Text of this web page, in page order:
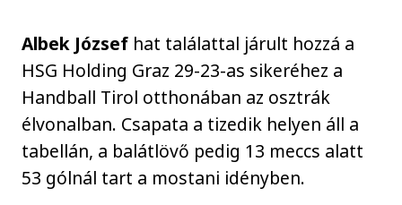
Albek József hat találattal járult hozzá a
HSG Holding Graz 29-23-as sikeréhez a
Handball Tirol otthonában az osztrák
élvonalban. Csapata a tizedik helyen áll a
tabellán, a balátlövő pedig 13 meccs alatt
53 gólnál tart a mostani idényben.